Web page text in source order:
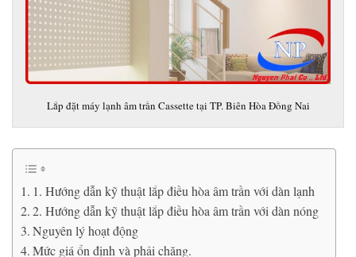
Lắp đặt máy lạnh âm trần Cassette tại TP. Biên Hòa Đồng Nai
1. Hướng dẫn kỹ thuật lắp điều hòa âm trần với dàn lạnh
2. Hướng dẫn kỹ thuật lắp điều hòa âm trần với dàn nóng
Nguyên lý hoạt động
Mức giá ổn định và phải chăng.